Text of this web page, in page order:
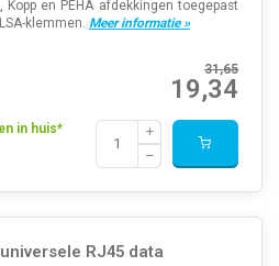
Kopp en PEHA afdekkingen toegepast
klemmen. Meer informatie »
31,65
19,34
in huis*
RJ45 data